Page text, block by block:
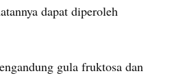
dapat diperoleh
gula fruktosa dan